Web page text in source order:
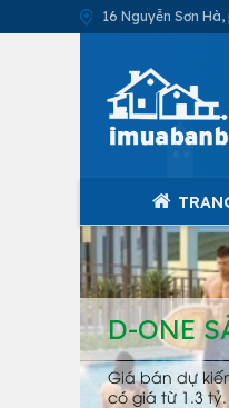
16 Nguyễn Sơn
D-ONE
Giá bán dự
có giá từ 1.3 tỷ.